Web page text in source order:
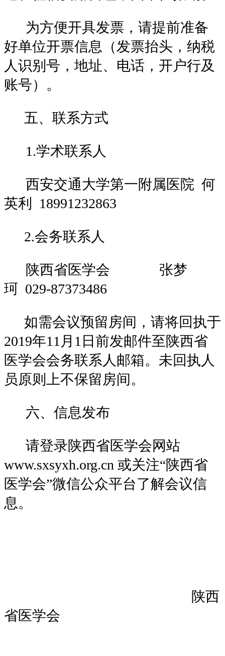
为方便开具发票，请提前准备
好单位开票信息（发票抬头，纳税
人识别号，地址、电话，开户行及
账号）。
五、联系方式
1.学术联系人
西安交通大学第一附属医院何
英利 18991232863
2.会务联系人
陕西省医学会
张梦
珂 029-87373486
如需会议预留房间，请将回执于
2019年11月1日前发邮件至陕西省
医学会会务联系人邮箱。未回执人
员原则上不保留房间。
六、信息发布
请登录陕西省医学会网站
www.sxsyxh.org.cn 或关注“陕西省
医学会”微信公众平台了解会议信
息。
陕西
省医学会